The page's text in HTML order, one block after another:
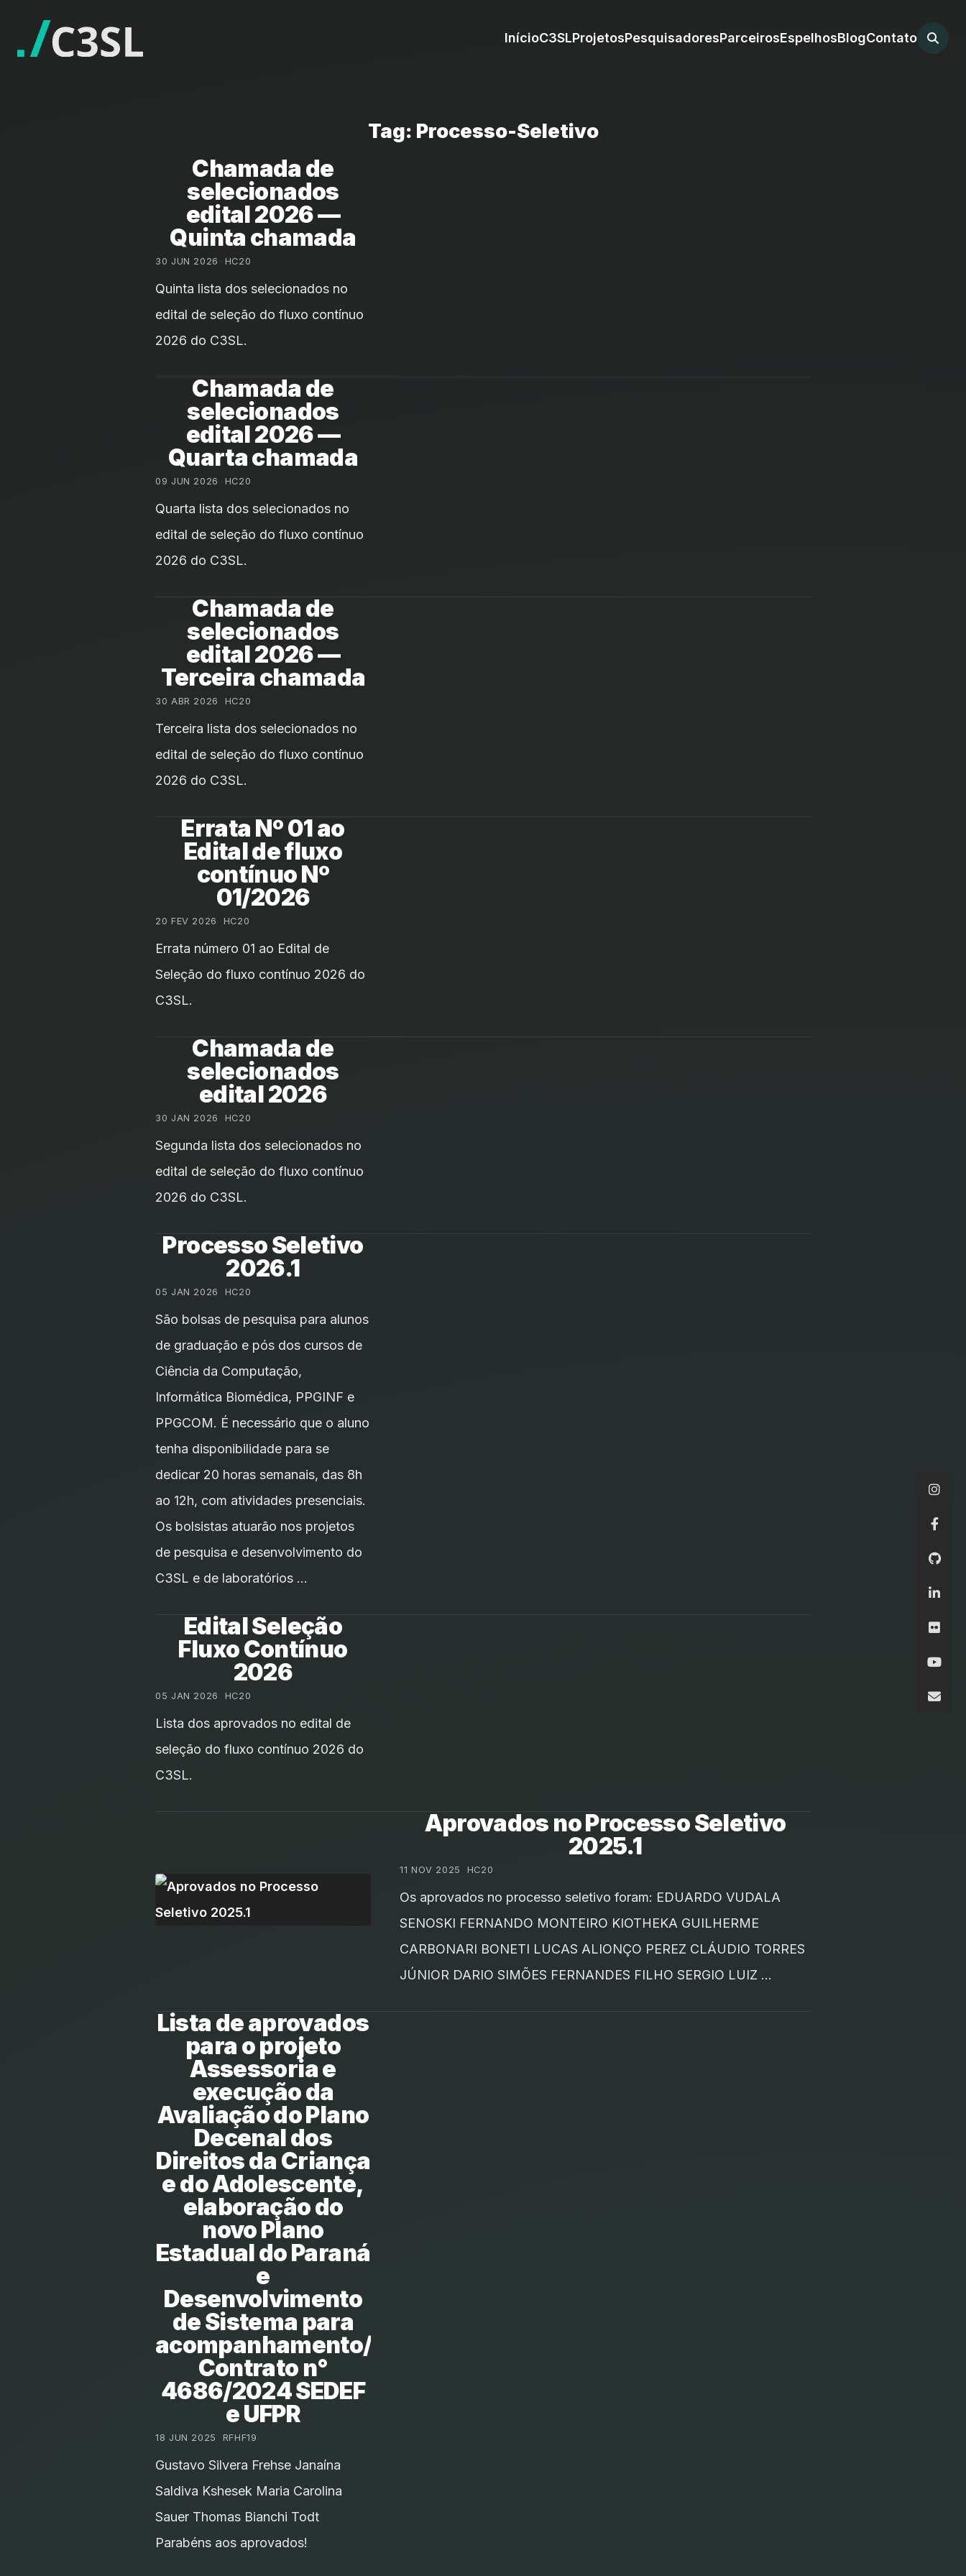
InícioC3SLProjetosPesquisadoresParceirosEspelhosBlogContato
Tag: Processo-Seletivo
Chamada de
selecionados
edital 2026 —
Quinta chamada
30 JUN 2026 HC20
Quinta lista dos selecionados no
edital de seleção do fluxo contínuo
2026 do C3SL.
Chamada de
selecionados
edital 2026 —
Quarta chamada
09 JUN 2026 HC20
Quarta lista dos selecionados no
edital de seleção do fluxo contínuo
2026 do C3SL.
Chamada de
selecionados
edital 2026 —
Terceira chamada
30 ABR 2026 HC20
Terceira lista dos selecionados no
edital de seleção do fluxo contínuo
2026 do C3SL.
Errata Nº 01 ao
Edital de fluxo
contínuo Nº
01/2026
20 FEV 2026 HC20
Errata número 01 ao Edital de
Seleção do fluxo contínuo 2026 do
C3SL.
Chamada de
selecionados
edital 2026
30 JAN 2026 HC20
Segunda lista dos selecionados no
edital de seleção do fluxo contínuo
2026 do C3SL.
Processo Seletivo
2026.1
05 JAN 2026 HC20
São bolsas de pesquisa para alunos
de graduação e pós dos cursos de
Ciência da Computação,
Informática Biomédica, PPGINF e
PPGCOM. É necessário que o aluno
tenha disponibilidade para se
dedicar 20 horas semanais, das 8h
ao 12h, com atividades presenciais.
Os bolsistas atuarão nos projetos
de pesquisa e desenvolvimento do
C3SL e de laboratórios …
Edital Seleção
Fluxo Contínuo
2026
05 JAN 2026 HC20
Lista dos aprovados no edital de
seleção do fluxo contínuo 2026 do
C3SL.
Aprovados no Processo Seletivo
2025.1
11 NOV 2025 HC20
Os aprovados no processo seletivo foram: EDUARDO VUDALA
SENOSKI FERNANDO MONTEIRO KIOTHEKA GUILHERME
CARBONARI BONETI LUCAS ALIONÇO PEREZ CLÁUDIO TORRES
JÚNIOR DARIO SIMÕES FERNANDES FILHO SERGIO LUIZ …
Lista de aprovados
para o projeto
Assessoria e
execução da
Avaliação do Plano
Decenal dos
Direitos da Criança
e do Adolescente,
elaboração do
novo Plano
Estadual do Paraná
e
Desenvolvimento
de Sistema para
acompanhamento/monitoramento,
Contrato n°
4686/2024 SEDEF
e UFPR
18 JUN 2025 RFHF19
Gustavo Silvera Frehse Janaína
Saldiva Kshesek Maria Carolina
Sauer Thomas Bianchi Todt
Parabéns aos aprovados!